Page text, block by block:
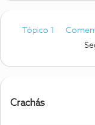
Tópico 1
Crachás